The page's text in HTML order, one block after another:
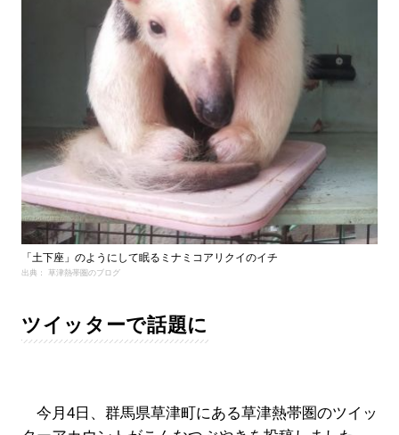
「土下座」のようにして眠るミナミコアリクイのイチ
出典： 草津熱帯圏のブログ
ツイッターで話題に
今月4日、群馬県草津町にある草津熱帯圏のツイッ